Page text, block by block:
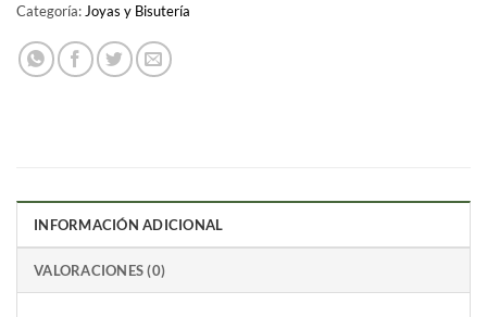
Categoría: Joyas y Bisutería
INFORMACIÓN ADICIONAL
VALORACIONES (0)